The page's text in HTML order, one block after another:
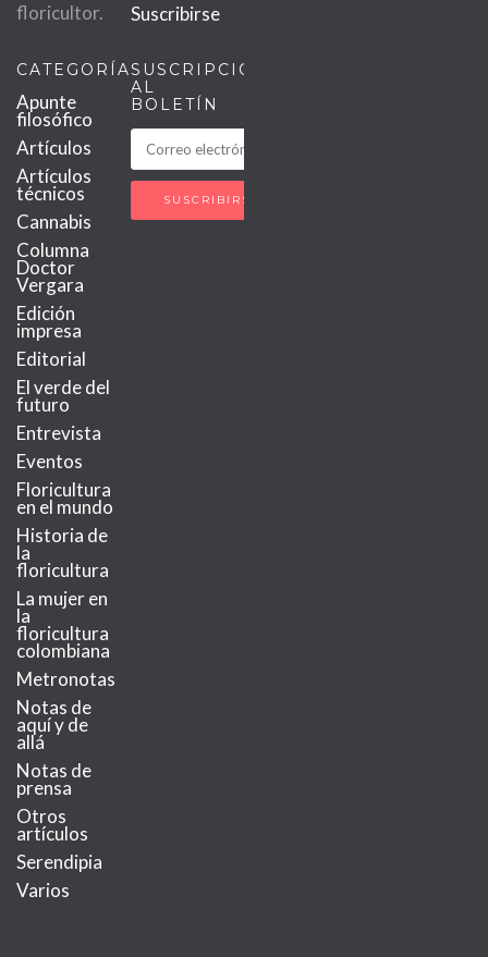
floricultor.
Suscribirse
CATEGORÍAS
Apunte
filosófico
Artículos
Artículos
técnicos
Cannabis
Columna
Doctor
Vergara
Edición
impresa
Editorial
El verde del
futuro
Entrevista
Eventos
Floricultura
en el mundo
Historia de
la
floricultura
La mujer en
la
floricultura
colombiana
Metronotas
Notas de
aquí y de
allá
Notas de
prensa
Otros
artículos
Serendipia
Varios
SUSCRIPCIÓN
AL
BOLETÍN